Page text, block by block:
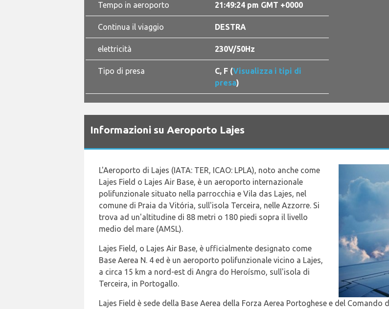
Tempo in aeroporto 21:49:25 pm GMT +0000
Continua il viaggio DESTRA
elettricità 230V/50Hz
Tipo di presa C, F (Visualizza i tipi di
presa)
Informazioni su Aeroporto Lajes
L'Aeroporto di Lajes (IATA: TER, ICAO: LPLA), noto anche come
Lajes Field o Lajes Air Base, è un aeroporto internazionale
polifunzionale situato nella parrocchia e Vila das Lajes, nel
comune di Praia da Vitória, sull'isola Terceira, nelle Azzorre. Si
trova ad un'altitudine di 88 metri o 180 piedi sopra il livello
medio del mare (AMSL).
Lajes Field, o Lajes Air Base, è ufficialmente designato come
Base Aerea N. 4 ed è un aeroporto polifunzionale vicino a Lajes,
a circa 15 km a nord-est di Angra do Heroísmo, sull'isola di
Terceira, in Portogallo.
Lajes Field è sede della Base Aerea della Forza Aerea Portoghese e del